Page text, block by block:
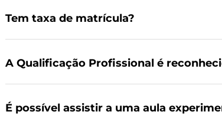
Tem taxa de matrícula?
A Qualificação Profissional é
É possível assistir a uma aula